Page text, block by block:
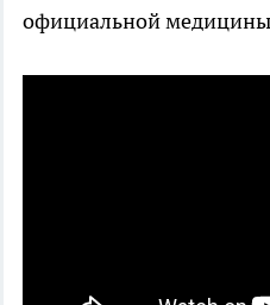
официальной